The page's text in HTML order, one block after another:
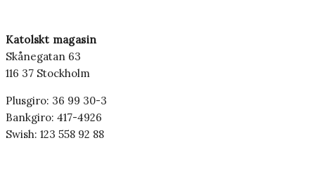
Katolskt magasin
Skånegatan 63
116 37 Stockholm
Plusgiro: 36 99 30-3
Bankgiro: 417-4926
Swish: 123 558 92 88